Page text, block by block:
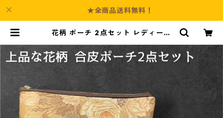
★全商品送料無料！
花柄 ポーチ 2点セット レディース
ドメイド ギフト | Culture-Booth